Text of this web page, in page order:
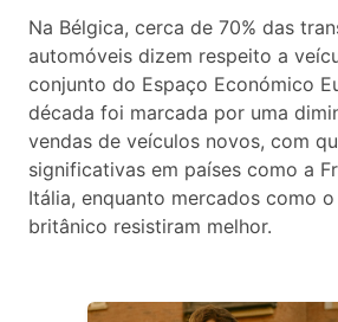
Na Bélgica, cerca de 70% das
automóveis dizem respeito a
conjunto do Espaço Económico
década foi marcada por uma
vendas de veículos novos, com
significativas em países como a
Itália, enquanto mercados como
britânico resistiram melhor.